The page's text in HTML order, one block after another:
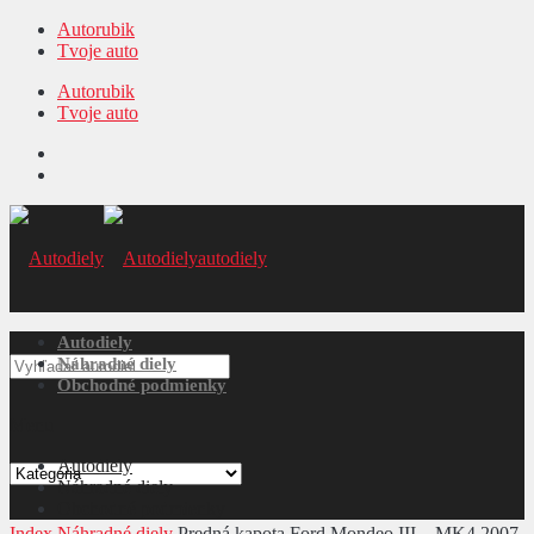
Autorubik
Tvoje auto
Autorubik
Tvoje auto
autodiely
Autodiely
Náhradné diely
Obchodné podmienky
Autodiely
Náhradné diely